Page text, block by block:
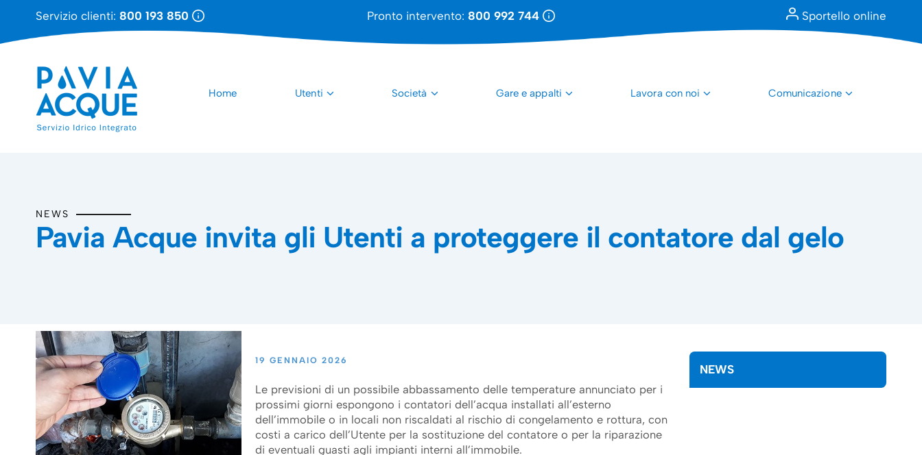
Servizio clienti: 800 193 850 Pronto intervento: 800 992 744 Sportello online
Home Utenti Società Gare e appalti Lavora con noi Comunicazione
NEWS
Pavia Acque invita gli Utenti a proteggere il contatore dal gelo
19 GENNAIO 2026
Le previsioni di un possibile abbassamento delle temperature annunciato per i
prossimi giorni espongono i contatori dell’acqua installati all’esterno
dell’immobile o in locali non riscaldati al rischio di congelamento e rottura, con
costi a carico dell’Utente per la sostituzione del contatore o per la riparazione
di eventuali guasti agli impianti interni all’immobile.
NEWS